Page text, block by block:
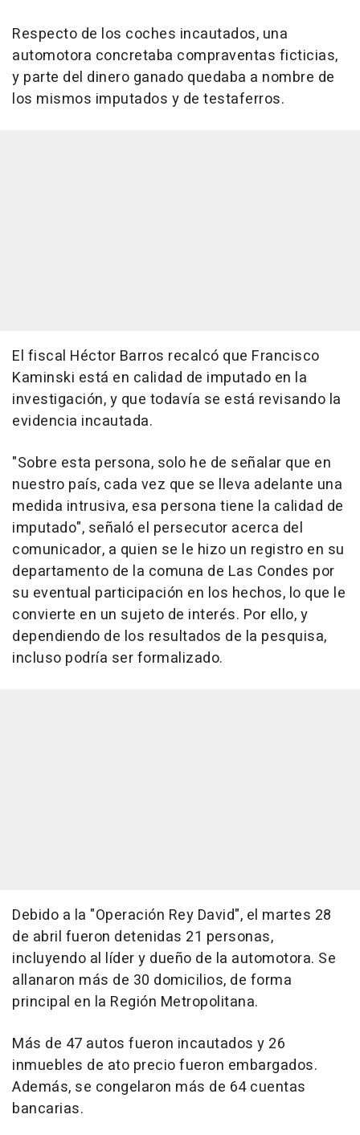
Respecto de los coches incautados, una
automotora concretaba compraventas ficticias,
y parte del dinero ganado quedaba a nombre de
los mismos imputados y de testaferros.
El fiscal Héctor Barros recalcó que Francisco
Kaminski está en calidad de imputado en la
investigación, y que todavía se está revisando la
evidencia incautada.
"Sobre esta persona, solo he de señalar que en
nuestro país, cada vez que se lleva adelante una
medida intrusiva, esa persona tiene la calidad de
imputado", señaló el persecutor acerca del
comunicador, a quien se le hizo un registro en su
departamento de la comuna de Las Condes por
su eventual participación en los hechos, lo que le
convierte en un sujeto de interés. Por ello, y
dependiendo de los resultados de la pesquisa,
incluso podría ser formalizado.
Debido a la "Operación Rey David", el martes 28
de abril fueron detenidas 21 personas,
incluyendo al líder y dueño de la automotora. Se
allanaron más de 30 domicilios, de forma
principal en la Región Metropolitana.
Más de 47 autos fueron incautados y 26
inmuebles de ato precio fueron embargados.
Además, se congelaron más de 64 cuentas
bancarias.